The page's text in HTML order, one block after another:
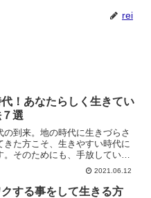
rei
！あなたらしく生きてい
選
の到来。地の時代に生きづらさ
きた方こそ、生きやすい時代に
。そのためにも、手放していく
るものはどんどん手放していく
ります。あなたらしく生きてい
選についてご紹介します。
2021.06.12
する事をして生きる方